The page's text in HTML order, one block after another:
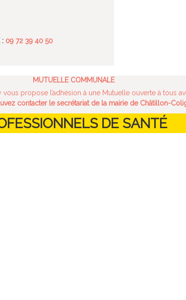
: 09 72 39 40 50
MUTUELLE COMMUNALE
propose l’adhésion à une Mutuelle ouverte à tous
contacter le secrétariat de la mairie de Châtillon-
DE SANTÉ